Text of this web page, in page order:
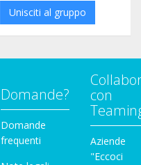
Unisciti al gruppo
Domande?
Domande
frequenti
con
Aziende
"Eccoci